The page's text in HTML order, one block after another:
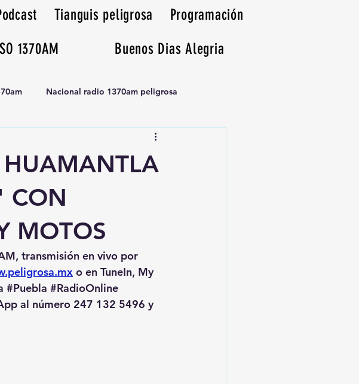
Tianguis peligrosa
Programación
1370AM Buenos Dias Alegria
Nacional radio 1370am peligrosa
HUAMANTLA
CON
MOTOS
, transmisión en vivo por
o en TuneIn, My
#Puebla #RadioOnline
al número 247 132 5496 y